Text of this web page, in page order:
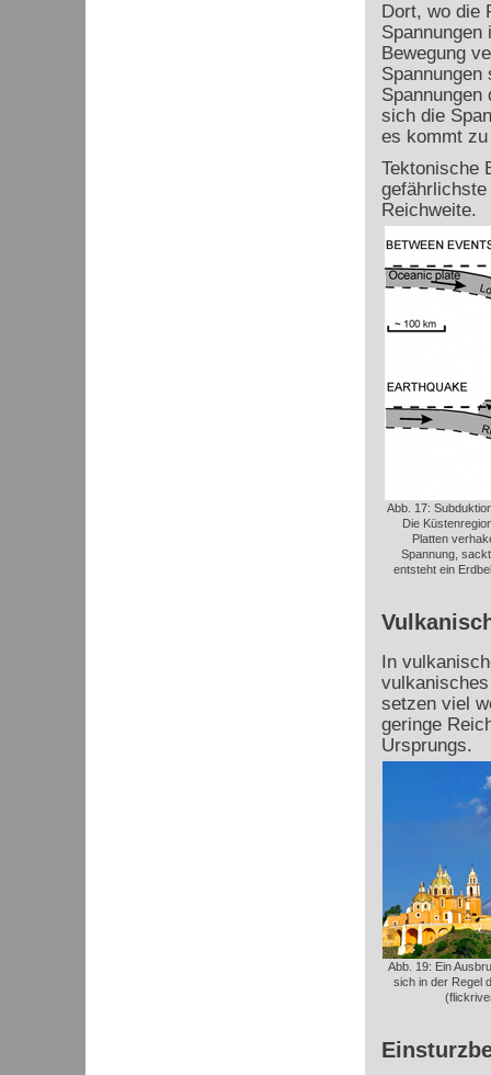
Dort, wo die
Bewegung
sich die
es kommt
Tektonische
Reichweite.
Abb. 17:
Die
Platten
Spannung,
entsteht ein
In
setzen viel
geringe
Ursprungs.
Abb. 19: Ein
sich in der Regel